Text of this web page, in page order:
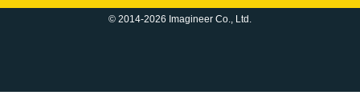
© 2014-2026 Imagineer Co., Ltd.